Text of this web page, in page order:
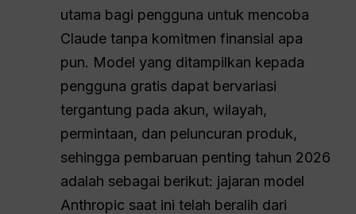
utama bagi pengguna untuk mencoba
Claude tanpa komitmen finansial apa
pun. Model yang ditampilkan kepada
pengguna gratis dapat bervariasi
tergantung pada akun, wilayah,
permintaan, dan peluncuran produk,
sehingga pembaruan penting tahun 2026
adalah sebagai berikut: jajaran model
Anthropic saat ini telah beralih dari